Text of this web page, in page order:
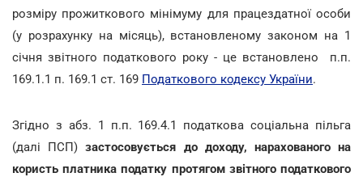
розміру прожиткового мінімуму для працездатної особи
(у розрахунку на місяць), встановленому законом на 1
січня звітного податкового року - це встановлено п.п.
169.1.1 п. 169.1 ст. 169 Податкового кодексу України.
Згідно з абз. 1 п.п. 169.4.1 податкова соціальна пільга
(далі ПСП)застосовується до доходу, нарахованого на
користь платника податку протягом звітного податкового